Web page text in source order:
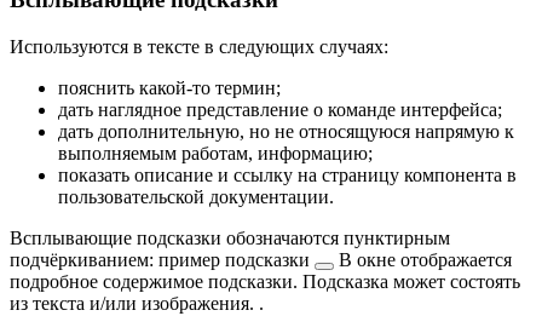
Используются в тексте в следующих случаях:
пояснить какой-то термин;
дать наглядное представление о команде интерфейса;
дать дополнительную, но не относящуюся напрямую к
выполняемым работам, информацию;
показать описание и ссылку на страницу компонента в
пользовательской документации.
Всплывающие подсказки обозначаются пунктирным
подчёркиванием: пример подсказки
В окне отображается
подробное содержимое подсказки. Подсказка может состоять
из текста и/или изображения. .